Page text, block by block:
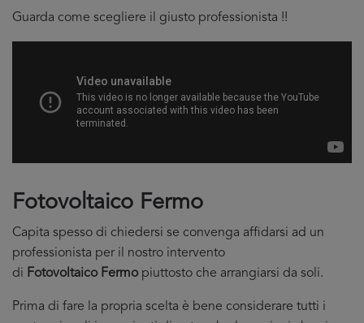
Guarda come scegliere il giusto professionista !!
Fotovoltaico Fermo
Capita spesso di chiedersi se convenga affidarsi ad un
professionista per il nostro intervento
di Fotovoltaico Fermopiuttosto che arrangiarsi da soli.
Prima di fare la propria scelta è bene considerare tutti i